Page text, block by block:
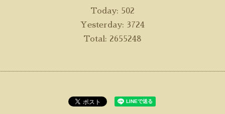
Today: 502
Yesterday: 3724
Total: 2655248